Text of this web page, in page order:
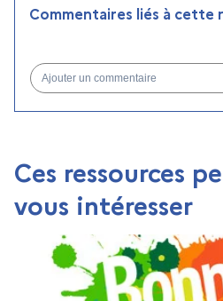
Commentaires liés à cette
Ajouter un commentaire
Ces ressources
vous intéresser